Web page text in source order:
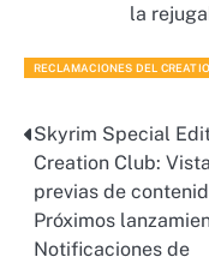
la
RECLAMACIONES DEL
Post
navigation
Skyrim Special
Creation Club:
previas de
Próximos
Notificaciones de